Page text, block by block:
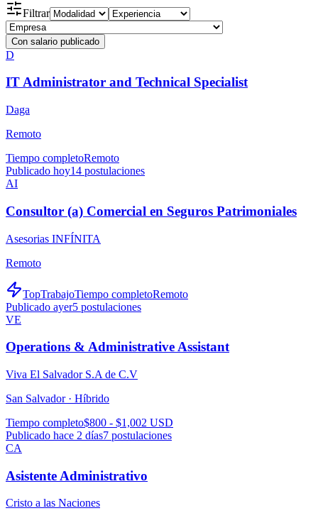
Filtrar
Con salario publicado
D
IT Administrator and Technical Specialist
Daga
Remoto
Tiempo completoRemoto
Publicado hoy14 postulaciones
AI
Consultor (a) Comercial en Seguros Patrimoniales
Asesorias INFÍNITA
Remoto
TopTrabajoTiempo completoRemoto
Publicado ayer5 postulaciones
VE
Operations & Administrative Assistant
Viva El Salvador S.A de C.V
San Salvador · Híbrido
Tiempo completo$800 - $1,002 USD
Publicado hace 2 días7 postulaciones
CA
Asistente Administrativo
Cristo a las Naciones